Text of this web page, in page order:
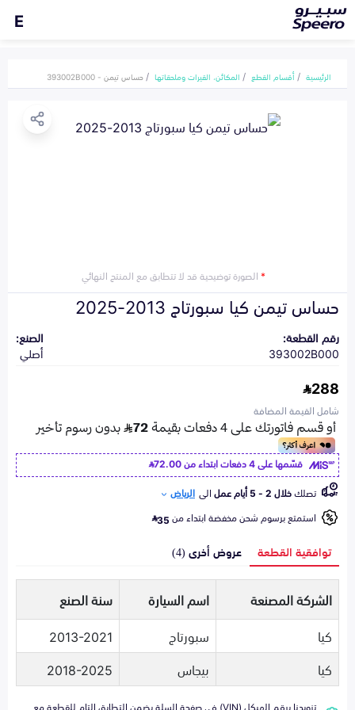
E
الرئيسية أقسام القطع المكائن، القيرات وملحقاتها حساس تيمن - 393002B000
*الصورة توضيحية قد لا تتطابق مع المنتج النهائي
حساس تيمن كيا سبورتاج 2013-2025
رقم القطعة:
393002B000
الصنع:
أصلي
288
شامل القيمة المضافة
قسّمها على 4 دفعات ابتداء من
72.00
تصلكخلال 2 - 5 أيام عمل الى الرياض
استمتع برسوم شحن مخفضة ابتداء من35
توافقية القطعة عروض أخرى (4)
الشركة المصنعة اسم السيارة
سنة الصنع
كيا
سبورتاج
2013-2021
كيا
بيجاس 2018-2025
تزويدنا برقم الهيكل (VIN) في صفحة السلة يضمن التطابق التام للقطعة مع